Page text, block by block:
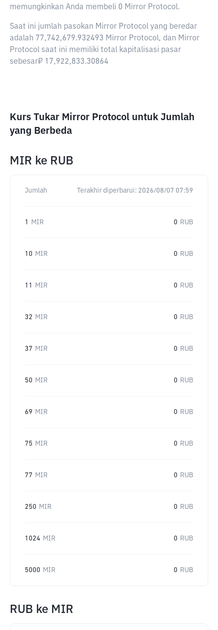
memungkinkan Anda membeli 0 Mirror Protocol.
Saat ini jumlah pasokan Mirror Protocol yang beredar
adalah 77,742,679.932493 Mirror Protocol, dan Mirror
Protocol saat ini memiliki total kapitalisasi pasar
sebesar₽ 17,922,833.30864
Kurs Tukar Mirror Protocol untuk Jumlah
yang Berbeda
MIR ke RUB
Jumlah Terakhir diperbarui: 2026/08/07 07:59
1 MIR 0 RUB
10 MIR 0 RUB
11 MIR 0 RUB
32 MIR 0 RUB
37 MIR 0 RUB
50 MIR 0 RUB
69 MIR 0 RUB
75 MIR 0 RUB
77 MIR 0 RUB
250 MIR 0 RUB
1024 MIR 0 RUB
5000 MIR 0 RUB
RUB ke MIR